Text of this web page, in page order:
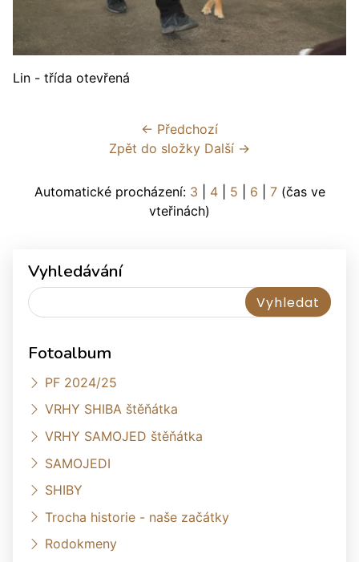
Lin - třída otevřená
← Předchozí
Zpět do složky Další →
Automatické procházení: 3 4| 5 6 7(čas ve
vteřinách)
Vyhledávání
Fotoalbum
PF 2024/25
VRHY SHIBA štěňátka
VRHY SAMOJED štěňátka
SAMOJEDI
SHIBY
Trocha historie - naše začátky
Rodokmeny